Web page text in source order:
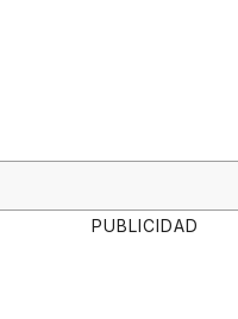
PUBLICIDAD